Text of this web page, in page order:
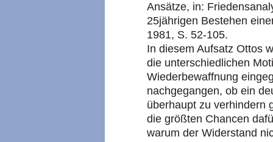
Ansätze, in:
25jährigen Bestehen
1981, S. 52-105.
In diesem Aufsatz Ottos
die unterschiedlichen
Wiederbewaffnung
nachgegangen, ob ein
überhaupt zu verhindern
die größten Chancen
warum der Widerstand